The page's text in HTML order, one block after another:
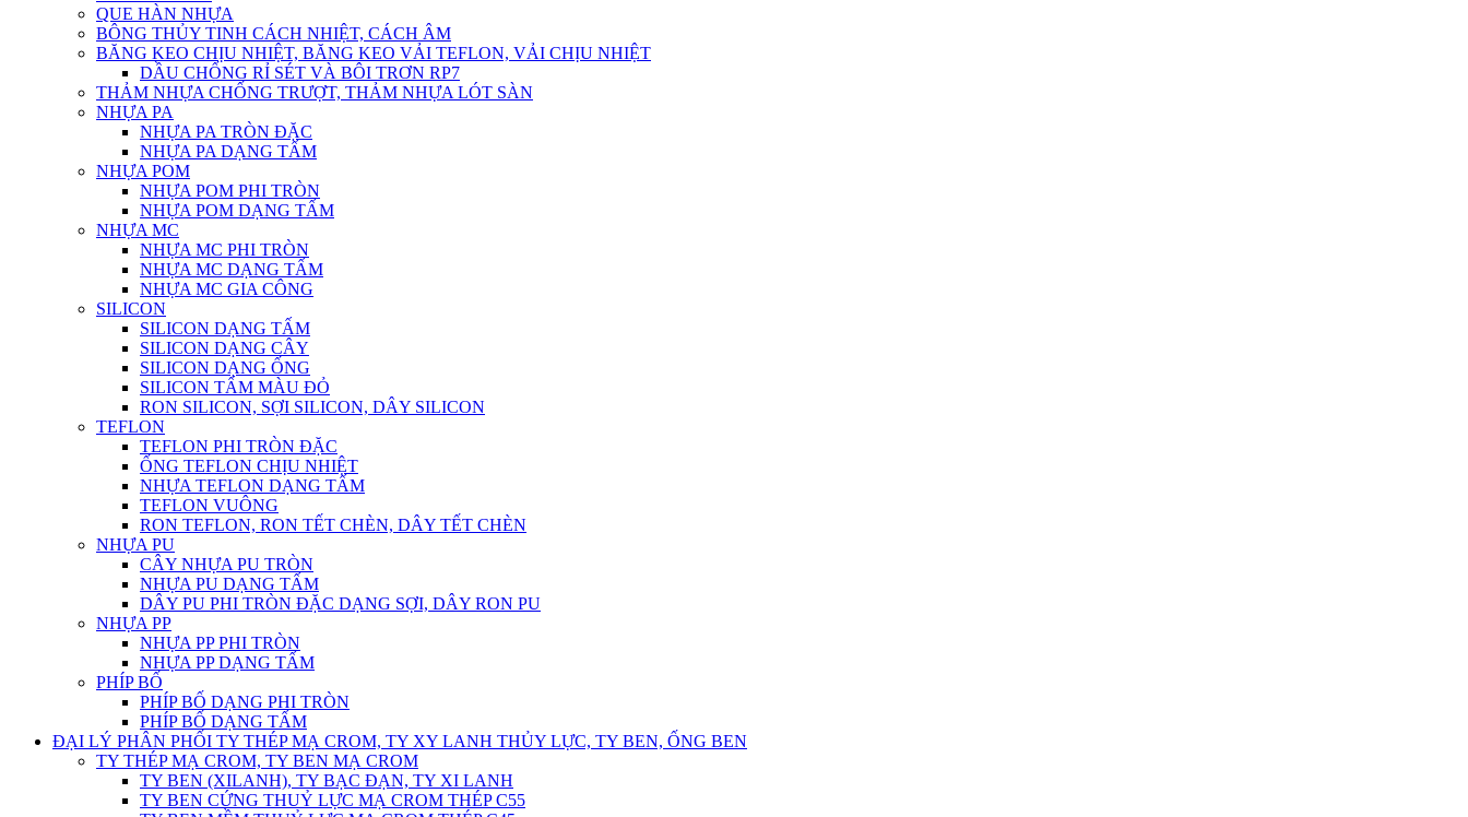
QUE HÀN NHỰA
BÔNG THỦY TINH CÁCH NHIỆT, CÁCH ÂM
BĂNG KEO CHỊU NHIỆT, BĂNG KEO VẢI TEFLON, VẢI CHỊU NHIỆT
DẦU CHỐNG RỈ SÉT VÀ BÔI TRƠN RP7
THẢM NHỰA CHỐNG TRƯỢT, THẢM NHỰA LÓT SÀN
NHỰA PA
NHỰA PA TRÒN ĐẶC
NHỰA PA DẠNG TẤM
NHỰA POM
NHỰA POM PHI TRÒN
NHỰA POM DẠNG TẤM
NHỰA MC
NHỰA MC PHI TRÒN
NHỰA MC DẠNG TẤM
NHỰA MC GIA CÔNG
SILICON
SILICON DẠNG TẤM
SILICON DẠNG CÂY
SILICON DẠNG ỐNG
SILICON TẤM MÀU ĐỎ
RON SILICON, SỢI SILICON, DÂY SILICON
TEFLON
TEFLON PHI TRÒN ĐẶC
ỐNG TEFLON CHỊU NHIỆT
NHỰA TEFLON DẠNG TẤM
TEFLON VUÔNG
RON TEFLON, RON TẾT CHÈN, DÂY TẾT CHÈN
NHỰA PU
CÂY NHỰA PU TRÒN
NHỰA PU DẠNG TẤM
DÂY PU PHI TRÒN ĐẶC DẠNG SỢI, DÂY RON PU
NHỰA PP
NHỰA PP PHI TRÒN
NHỰA PP DẠNG TẤM
PHÍP BỐ
PHÍP BỐ DẠNG PHI TRÒN
PHÍP BỐ DẠNG TẤM
ĐẠI LÝ PHÂN PHỐI TY THÉP MẠ CROM, TY XY LANH THỦY LỰC, TY BEN, ỐNG BEN
TY THÉP MẠ CROM, TY BEN MẠ CROM
TY BEN (XILANH), TY BẠC ĐẠN, TY XI LANH
TY BEN CỨNG THUỶ LỰC MẠ CROM THÉP C55